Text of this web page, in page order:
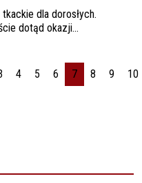
dla dorosłych.
dotąd okazji...
4 5 6 7 8 9 10